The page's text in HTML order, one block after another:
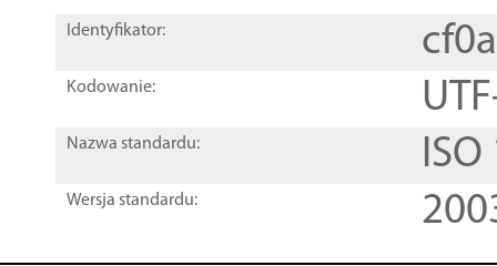
Identyfikator:
Kodowanie:
Nazwa standardu:
Wersja standardu: